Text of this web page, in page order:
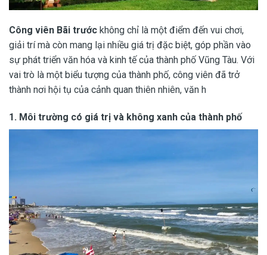
Công viên Bãi trước không chỉ là một điểm đến vui chơi,
giải trí mà còn mang lại nhiều giá trị đặc biệt, góp phần vào
sự phát triển văn hóa và kinh tế của thành phố Vũng Tàu. Với
vai trò là một biểu tượng của thành phố, công viên đã trở
thành nơi hội tụ của cảnh quan thiên nhiên, văn h
1. Môi trường có giá trị và không xanh của thành phố